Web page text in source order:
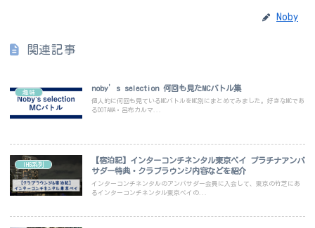
Noby
関連記事
趣味
noby’s selection 何回も見たMCバトル集
個人的に何回も見ているMCバトルをMC別にまとめてみました。好きなMCであ
るDOTAMA・呂布カルマ...
IHG系列
【宿泊記】インターコンチネンタル東京ベイ プラチナアンバ
サダー特典・クラブラウンジ内容などを紹介
インターコンチネンタルのアンバサダー会員に入会して、東京の竹芝にあ
るインターコンチネンタル東京ベイの...